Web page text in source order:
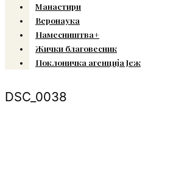
Манастири
Веронаука
Намесништва+
Жички благовесник
Поклоничка агенција Јеж
DSC_0038